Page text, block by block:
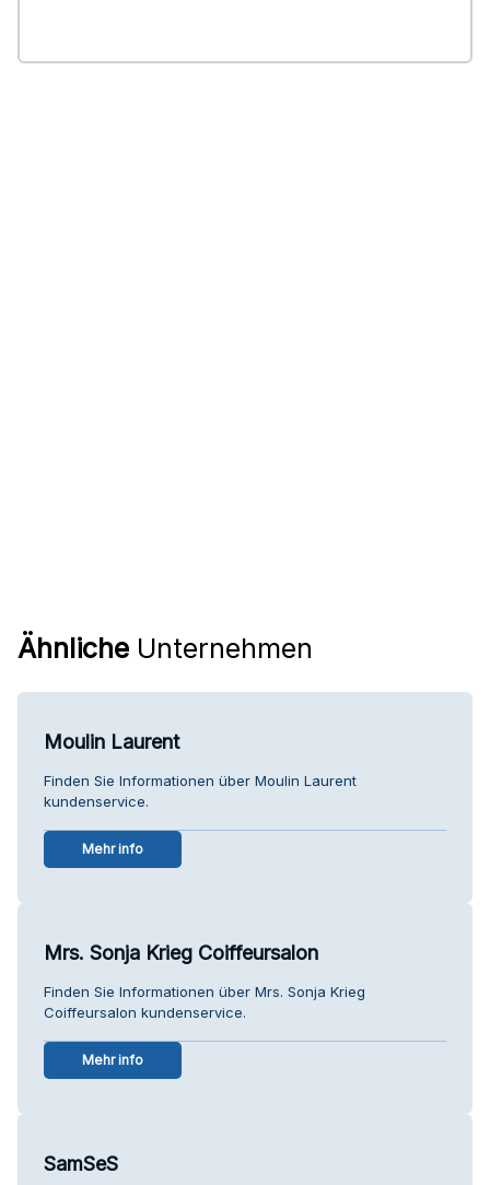
Ähnliche Unternehmen
Moulin Laurent
Finden Sie Informationen über Moulin Laurent
kundenservice.
Mehr info
Mrs. Sonja Krieg Coiffeursalon
Finden Sie Informationen über Mrs. Sonja Krieg
Coiffeursalon kundenservice.
Mehr info
SamSeS